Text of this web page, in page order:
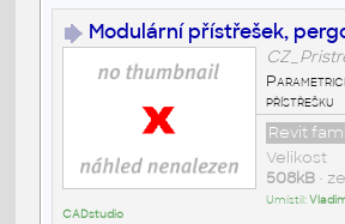
Modulární přístřešek,
přístřešku
Revit
Velikost
508kB•
Umístil:
CADstudio